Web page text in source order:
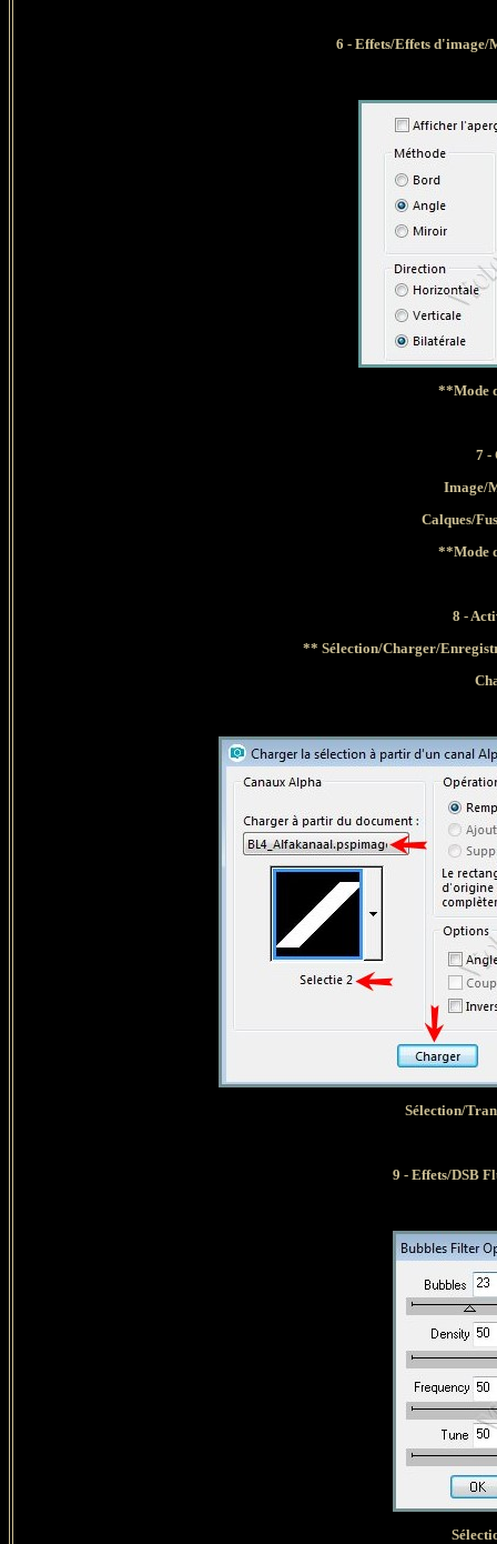
6 - Effets/Effets d'image/
**Mode
7-
Image/
Calques/
**Mode
8 -
** Sélection/Charger/
Sélection/
9 - Effets/DSB